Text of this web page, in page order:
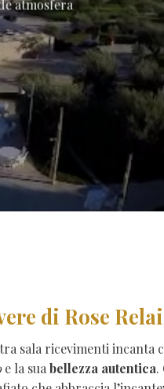
atmosfera
di Rose
sala ricevimenti incanta
e la suabellezza autentica.